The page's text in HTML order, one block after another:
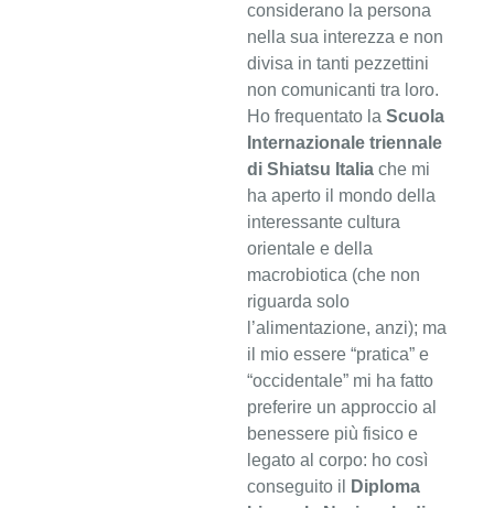
considerano la persona
nella sua interezza e non
divisa in tanti pezzettini
non comunicanti tra loro.
Ho frequentato la Scuola
Internazionale triennale
di Shiatsu Italia che mi
ha aperto il mondo della
interessante cultura
orientale e della
macrobiotica (che non
riguarda solo
l’alimentazione, anzi); ma
il mio essere “pratica” e
“occidentale” mi ha fatto
preferire un approccio al
benessere più fisico e
legato al corpo: ho così
conseguito il
Diploma